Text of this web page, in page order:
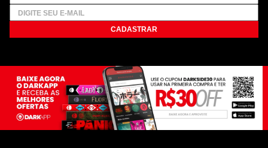
CADASTRAR